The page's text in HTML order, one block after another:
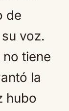
de
voz.
tiene
la
hubo